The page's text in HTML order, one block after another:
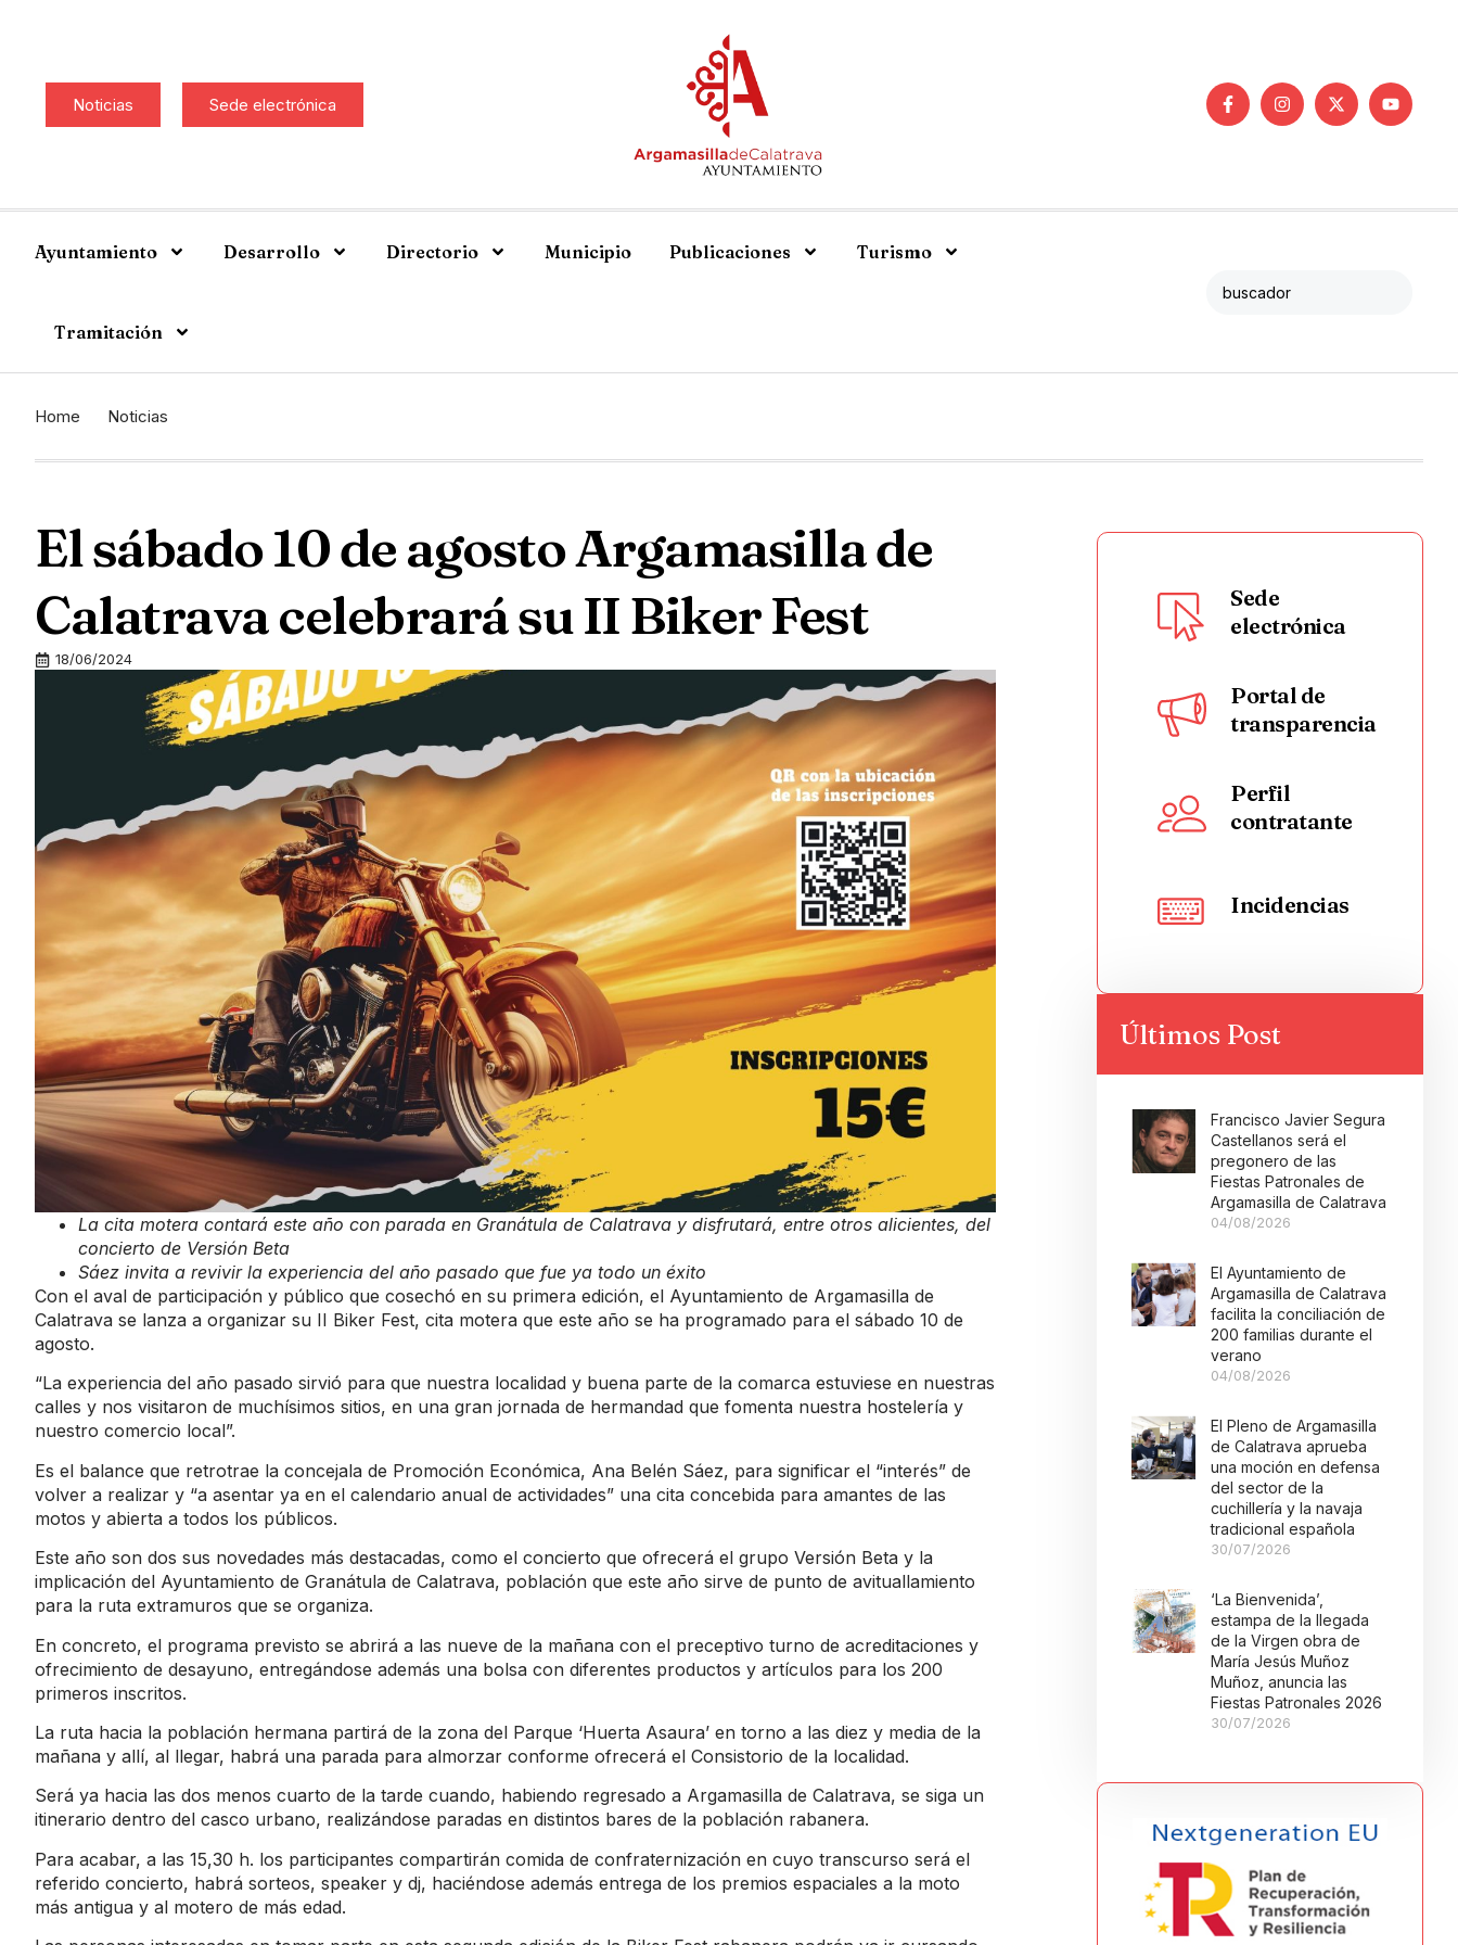
Noticias Sede electrónica
Ayuntamiento Desarrollo Directorio Municipio Publicaciones Turismo
Tramitación
Home Noticias
El sábado 10 de agosto Argamasilla de
Calatrava celebrará su II Biker Fest
18/06/2024
La cita motera contará este año con parada en Granátula de Calatrava y disfrutará, entre otros alicientes, del
concierto de Versión Beta
Sáez invita a revivir la experiencia del año pasado que fue ya todo un éxito
Con el aval de participación y público que cosechó en su primera edición, el Ayuntamiento de Argamasilla de
Calatrava se lanza a organizar su II Biker Fest, cita motera que este año se ha programado para el sábado 10 de
agosto.
“La experiencia del año pasado sirvió para que nuestra localidad y buena parte de la comarca estuviese en nuestras
calles y nos visitaron de muchísimos sitios, en una gran jornada de hermandad que fomenta nuestra hostelería y
nuestro comercio local”.
Es el balance que retrotrae la concejala de Promoción Económica, Ana Belén Sáez, para significar el “interés” de
volver a realizar y “a asentar ya en el calendario anual de actividades” una cita concebida para amantes de las
motos y abierta a todos los públicos.
Este año son dos sus novedades más destacadas, como el concierto que ofrecerá el grupo Versión Beta y la
implicación del Ayuntamiento de Granátula de Calatrava, población que este año sirve de punto de avituallamiento
para la ruta extramuros que se organiza.
En concreto, el programa previsto se abrirá a las nueve de la mañana con el preceptivo turno de acreditaciones y
ofrecimiento de desayuno, entregándose además una bolsa con diferentes productos y artículos para los 200
primeros inscritos.
La ruta hacia la población hermana partirá de la zona del Parque ‘Huerta Asaura’ en torno a las diez y media de la
mañana y allí, al llegar, habrá una parada para almorzar conforme ofrecerá el Consistorio de la localidad.
Será ya hacia las dos menos cuarto de la tarde cuando, habiendo regresado a Argamasilla de Calatrava, se siga un
itinerario dentro del casco urbano, realizándose paradas en distintos bares de la población rabanera.
Para acabar, a las 15,30 h. los participantes compartirán comida de confraternización en cuyo transcurso será el
referido concierto, habrá sorteos, speaker y dj, haciéndose además entrega de los premios espaciales a la moto
más antigua y al motero de más edad.
Sede
electrónica
Portal de
transparencia
Perfil
contratante
Incidencias
Últimos Post
Francisco Javier Segura
Castellanos será el
pregonero de las
Fiestas Patronales de
Argamasilla de Calatrava
04/08/2026
El Ayuntamiento de
Argamasilla de Calatrava
facilita la conciliación de
200 familias durante el
verano
04/08/2026
El Pleno de Argamasilla
de Calatrava aprueba
una moción en defensa
del sector de la
cuchillería y la navaja
tradicional española
30/07/2026
‘La Bienvenida’,
estampa de la llegada
de la Virgen obra de
María Jesús Muñoz
Muñoz, anuncia las
Fiestas Patronales 2026
30/07/2026